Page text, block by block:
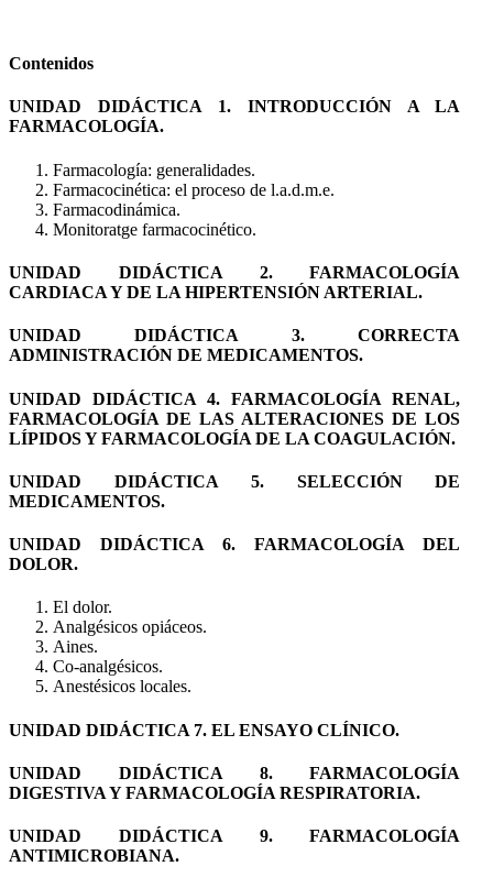
Contenidos
UNIDAD DIDÁCTICA 1. INTRODUCCIÓN A LA
FARMACOLOGÍA.
Farmacología: generalidades.
Farmacocinética: el proceso de l.a.d.m.e.
Farmacodinámica.
Monitoratge farmacocinético.
UNIDAD DIDÁCTICA 2. FARMACOLOGÍA
CARDIACA Y DE LA HIPERTENSIÓN ARTERIAL.
UNIDAD DIDÁCTICA 3. CORRECTA
ADMINISTRACIÓN DE MEDICAMENTOS.
UNIDAD DIDÁCTICA 4. FARMACOLOGÍA RENAL,
FARMACOLOGÍA DE LAS ALTERACIONES DE LOS
LÍPIDOS Y FARMACOLOGÍA DE LA COAGULACIÓN.
UNIDAD DIDÁCTICA 5. SELECCIÓN DE
MEDICAMENTOS.
UNIDAD DIDÁCTICA 6. FARMACOLOGÍA DEL
DOLOR.
El dolor.
Analgésicos opiáceos.
Aines.
Co-analgésicos.
Anestésicos locales.
UNIDAD DIDÁCTICA 7. EL ENSAYO CLÍNICO.
UNIDAD DIDÁCTICA 8. FARMACOLOGÍA
DIGESTIVA Y FARMACOLOGÍA RESPIRATORIA.
UNIDAD DIDÁCTICA 9. FARMACOLOGÍA
ANTIMICROBIANA.